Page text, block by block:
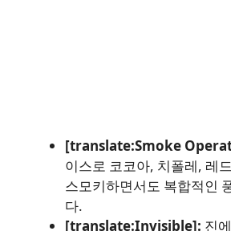
[translate:Smoke
이스로 코코아, 치폴레, 레
스모키하면서도 복합적인
다.
[translate:Invisible]: 진